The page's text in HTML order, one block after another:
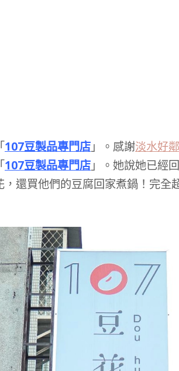
107豆製品專門店」。感謝淡水好
107豆製品專門店」。她說她已經
還買他們的豆腐回家煮鍋！完全